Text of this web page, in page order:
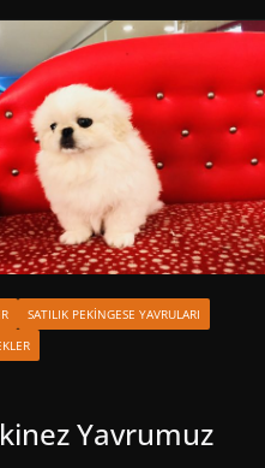
SATILIK PEKINGESE YAVRULARI
Yavrumuz